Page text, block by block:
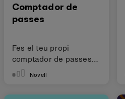
Comptador de
passes
Fes el teu propi
comptador de passes
amb la micro:bit
Novell